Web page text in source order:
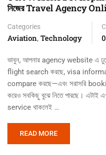
নিজের Travel Agency
Categories
Aviation, Technology
ভাবুন, আপনার agency website এ
flight search করছে, visa
compare করছে—এবং সরাসরি
করেও সবকিছু বুঝে নিতে পারছে।
service থাকলেই …
READ MORE